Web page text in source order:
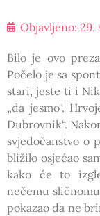
Objavljeno: 29.
Bilo je ovo
Počelo je sa
stari, jeste ti i
„da jesmo“.
Dubrovnik“.
svjedočanstvo o
bližilo osjećao
kako će to
nečemu
pokazao da ne